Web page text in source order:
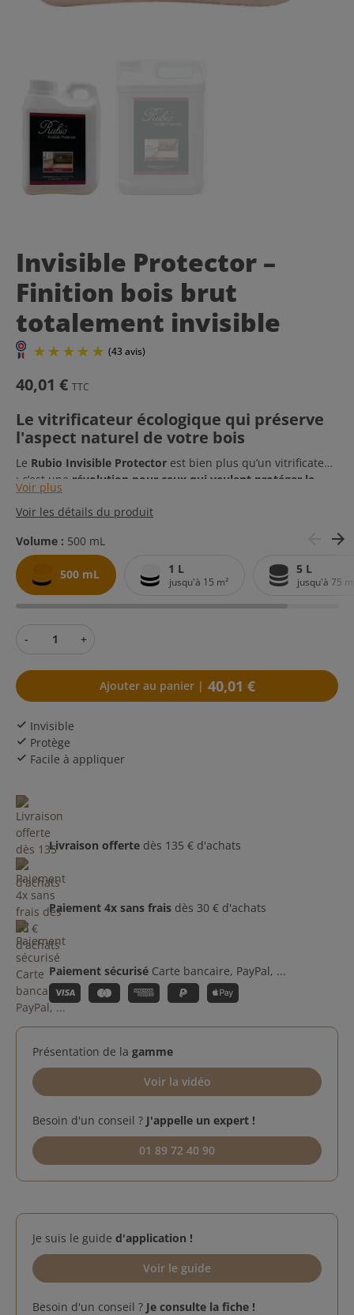
Invisible Protector –
Finition bois brut
totalement invisible
40,01 € TTC
Le vitrificateur écologique qui préserve
l'aspect naturel de votre bois
Le Rubio Invisible Protector est bien plus qu’un vitrificateur
: c’est une révolution pour ceux qui veulent protéger le
bois sans jamais trahir son apparence
formulation à base de résine végétale
et naturel du bois
de teinte.
Voir plus
Voir les détails du produit
Volume : 500 mL arrow_forward
500 mL 1 L
jusqu'à 15 m²
5 L
jusqu'à 75
- +
Ajouter au panier | 40,01 €
check Invisible
check Protège
check Facile à appliquer
Livraison offerte dès 135 € d'achats
Paiement 4x sans frais dès 30 € d'achats
Paiement sécurisé Carte bancaire, PayPal, ...
Présentation de la gamme
Voir la vidéo
Besoin d'un conseil ? J'appelle un expert !
01 89 72 40 90
Je suis le guide d'application !
Voir le guide
Besoin d'un conseil ? Je consulte la fiche !